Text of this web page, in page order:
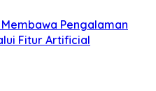
Pengalaman
Fitur Artificial